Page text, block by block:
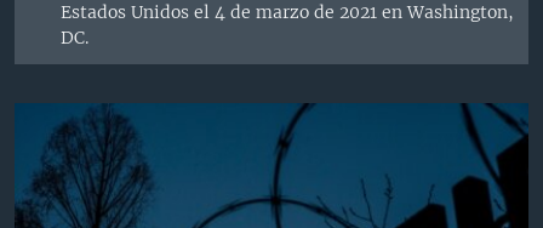
Estados Unidos el 4 de marzo de 2021 en Washington,
DC.